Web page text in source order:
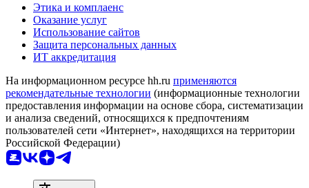
Этика и комплаенс
Оказание услуг
Использование сайтов
Защита персональных данных
ИТ аккредитация
На информационном ресурсе hh.ru применяются
рекомендательные технологии (информационные технологии
предоставления информации на основе сбора, систематизации
и анализа сведений, относящихся к предпочтениям
пользователей сети «Интернет», находящихся на территории
Российской Федерации)